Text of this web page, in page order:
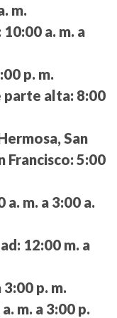
m.
10:00 a. m. a
p. m.
parte alta: 8:00
San
Francisco: 5:00
a. m. a 3:00 a.
12:00 m. a
3:00 p. m.
m. a 3:00 p.